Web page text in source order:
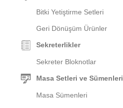
Bitki Yetiştirme Setleri
Geri Dönüşüm Ürünler
Sekreterlikler
Sekreter Bloknotlar
Masa Setleri ve Sümenleri
Masa Sümenleri